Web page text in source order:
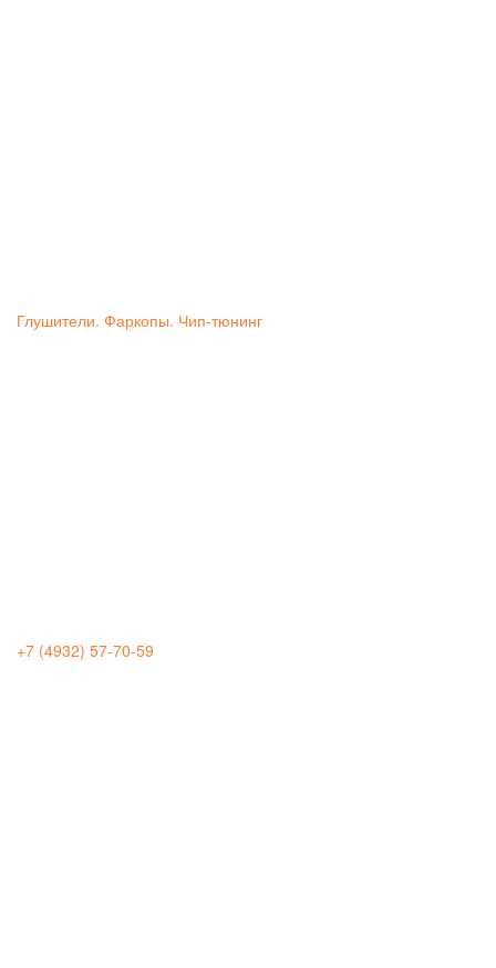
Глушители. Фаркопы. Чип-тюнинг
+7 (4932) 57-70-59